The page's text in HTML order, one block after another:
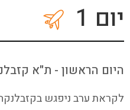
יום 1
היום הראשון - ת"א
לקראת ערב ניפגש